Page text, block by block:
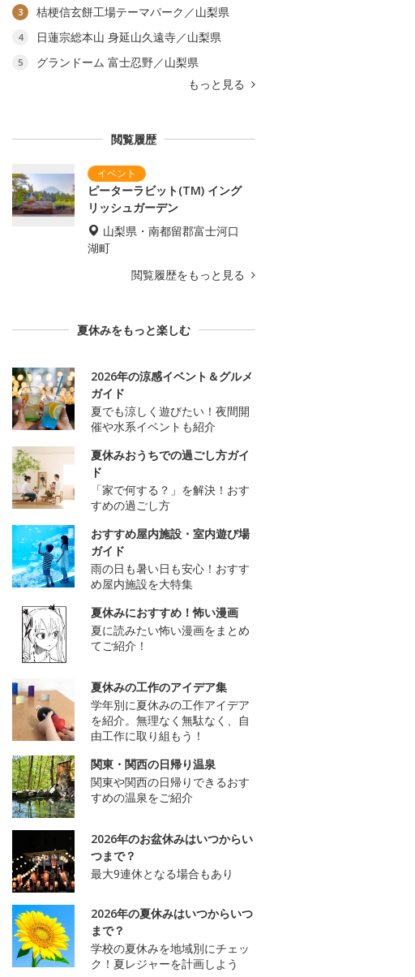
3 桔梗信玄餅工場テーマパーク／山梨県
4 日蓮宗総本山 身延山久遠寺／山梨県
5
グランドーム 富士忍野／山梨県
もっと見る
閲覧履歴
ピーターラビット(TM) イング
リッシュガーデン
山梨県・南都留郡富士河口
湖町
閲覧履歴をもっと見る
夏休みをもっと楽しむ
2026年の涼感イベント＆グルメ
ガイド
夏でも涼しく遊びたい！夜間開
催や水系イベントも紹介
夏休みおうちでの過ごし方ガイ
ド
「家で何する？」を解決！おす
すめの過ごし方
おすすめ屋内施設・室内遊び場
ガイド
雨の日も暑い日も安心！おすす
め屋内施設を大特集
夏休みにおすすめ！怖い漫画
夏に読みたい怖い漫画をまとめ
てご紹介！
夏休みの工作のアイデア集
学年別に夏休みの工作アイデア
を紹介。無理なく無駄なく、自
由工作に取り組もう！
関東・関西の日帰り温泉
関東や関西の日帰りできるおす
すめの温泉をご紹介
2026年のお盆休みはいつからい
つまで？
最大9連休となる場合もあり
2026年の夏休みはいつからいつ
まで？
学校の夏休みを地域別にチェッ
ク！夏レジャーを計画しよう